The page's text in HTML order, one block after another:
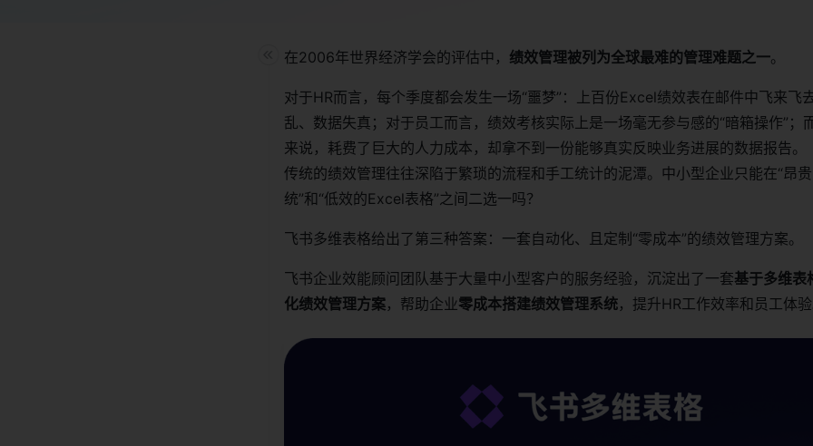
在2006年世界经济学会的评估中， 绩效管理被列为全球最难的管理难题之一。
对于HR而言，每个季度都会发生一场“噩梦”：上百份Excel绩效表在邮件中飞来飞
乱、数据失真；对于员工而言，绩效考核实际上是一场毫无参与感的“暗箱操作”；
来说，耗费了巨大的人力成本，却拿不到一份能够真实反映业务进展的数据报告。
传统的绩效管理往往深陷于繁琐的流程和手工统计的泥潭。中小型企业只能在“昂
统”和“低效的Excel表格”之间二选一吗？
飞书多维表格给出了第三种答案：一套自动化、且定制“零成本”的绩效管理方案。
飞书企业效能顾问团队基于大量中小型客户的服务经验，沉淀出了一套基于多维表
化绩效管理方案，帮助企业零成本搭建绩效管理系统，提升HR工作效率和员工体